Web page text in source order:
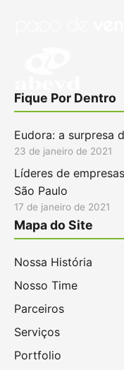
Fique Por Dentro
Eudora: a surpresa
23 de janeiro de 2021
Líderes de
São Paulo
17 de janeiro de 2021
Mapa do Site
Nossa História
Nosso Time
Parceiros
Serviços
Portfolio